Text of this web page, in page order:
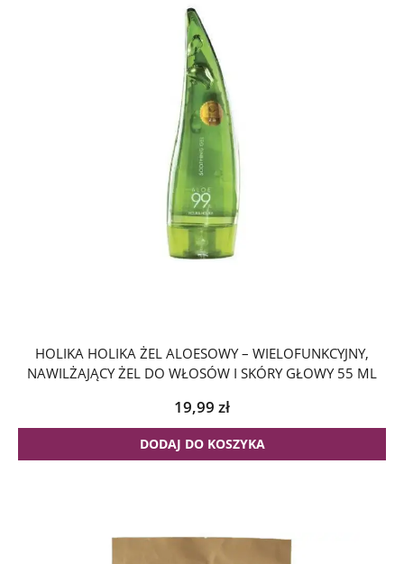
HOLIKA HOLIKA ŻEL ALOESOWY – WIELOFUNKCYJNY,
NAWILŻAJĄCY ŻEL DO WŁOSÓW I SKÓRY GŁOWY 55 ML
19,99 zł
DODAJ DO KOSZYKA